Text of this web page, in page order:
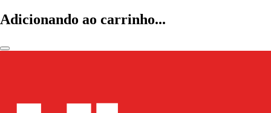
Adicionando ao carrinho...